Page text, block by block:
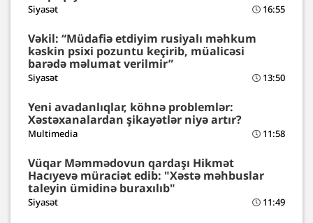
Siyasət 16:55
Vəkil: “Müdafiə etdiyim rusiyalı məhkum
kəskin psixi pozuntu keçirib, müalicəsi
barədə məlumat verilmir”
Siyasət 13:50
Yeni avadanlıqlar, köhnə problemlər:
Xəstəxanalardan şikayətlər niyə artır?
Multimedia 11:58
Vüqar Məmmədovun qardaşı Hikmət
Hacıyevə müraciət edib: "Xəstə məhbuslar
taleyin ümidinə buraxılıb"
Siyasət 11:49